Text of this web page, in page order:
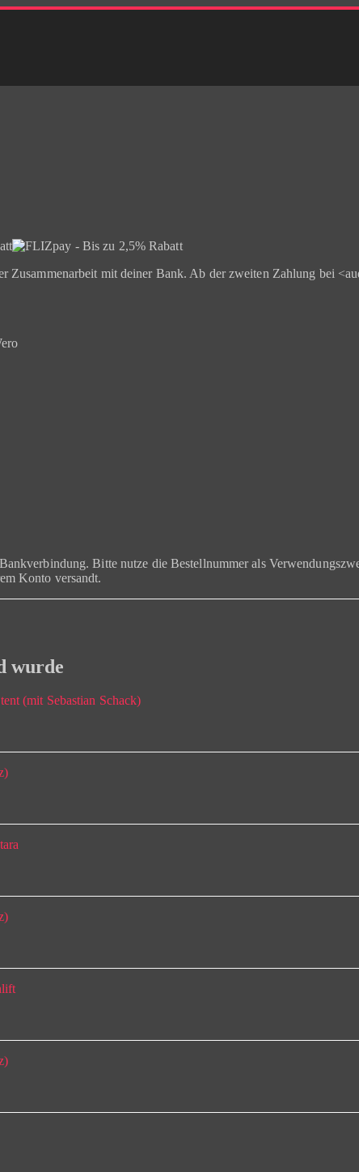
Zusammenarbeit mit deiner Bank. Ab der zweiten Zahlung bei
Bitte nutze die Bestellnummer als
Konto versandt.
wurde
(mit Sebastian Schack)